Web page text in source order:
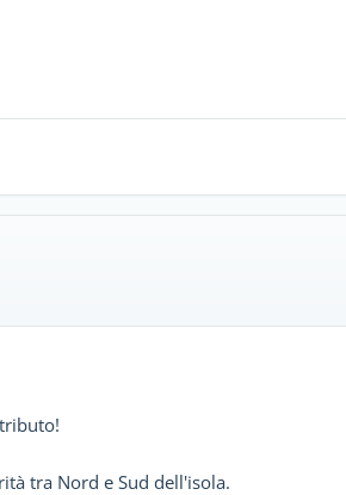
tra Nord e Sud dell'isola.